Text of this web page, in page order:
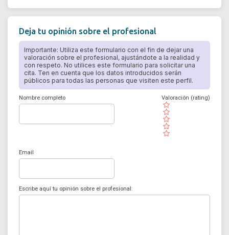
Deja tu opinión sobre el profesional
Importante: Utiliza este formulario con el fin de dejar una
valoración sobre el profesional, ajustándote a la realidad y
con respeto. No utilices este formulario para solicitar una
cita. Ten en cuenta que los datos introducidos serán
públicos para todas las personas que visiten este perfil.
Nombre completo
( )
( )
( )
( )
( )
Valoración (rating)
Email
Escribe aquí tu opinión sobre el profesional: